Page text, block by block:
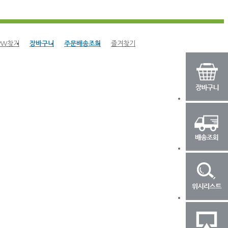
찾기 장바구니 주문배송조회 즐겨찾기